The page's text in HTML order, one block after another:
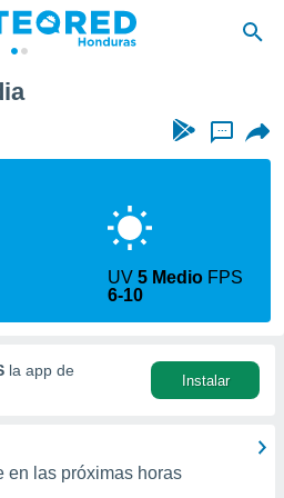
...
UV5 Medio FPS
6-10
la app de
Instalar
en las próximas horas